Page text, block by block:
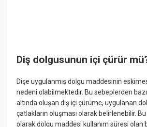
Diş dolgusunun içi çürür
Dişe uygulanmış dolgu maddesinin
nedeni olabilmektedir. Bu sebeplerden
altında oluşan diş içi çürüme, uygulanan
çatlakların oluşması olarak belirlenebilir.
olarak dolgu maddesi kullanım süresi olan